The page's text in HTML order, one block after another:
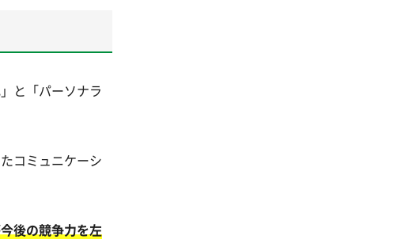
と「パーソナラ
コミュニケーシ
後の競争力を左